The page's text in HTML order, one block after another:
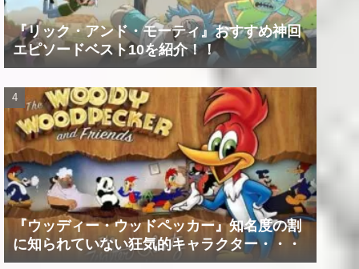
『リック・アンド・モーティ』おすすめ神回
エピソードベスト10を紹介！！
『ウッディー・ウッドペッカー』知名度の割
に知られていない狂気的キャラクター・・・